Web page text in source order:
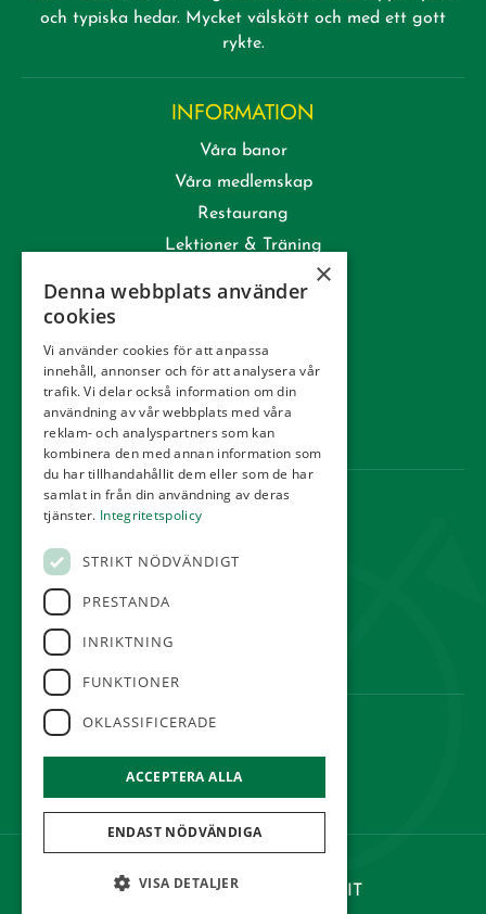
och typiska hedar. Mycket välskött och med ett gott
rykte.
INFORMATION
Våra banor
Våra medlemskap
Restaurang
Lektioner & Träning
Tävling
Integritetspolicy
Webbshop
KONTAKT
Golfvägen
FÖLJ OSS
Hemsidan levereras av Kust IT
×
Denna webbplats använder
cookies
Vi använder cookies för att anpassa
innehåll, annonser och för att analysera vår
trafik. Vi delar också information om din
användning av vår webbplats med våra
reklam- och analyspartners som kan
kombinera den med annan information som
du har tillhandahållit dem eller som de har
samlat in från din användning av deras
tjänster. Integritetspolicy
STRIKT NÖDVÄNDIGT
PRESTANDA
INRIKTNING
FUNKTIONER
OKLASSIFICERADE
ACCEPTERA ALLA
ENDAST NÖDVÄNDIGA
VISA DETALJER